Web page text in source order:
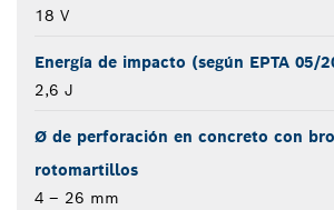
18 V
Energía de impacto (según EPTA 05/
2,6 J
Ø de perforación en concreto con
rotomartillos
4 – 26 mm